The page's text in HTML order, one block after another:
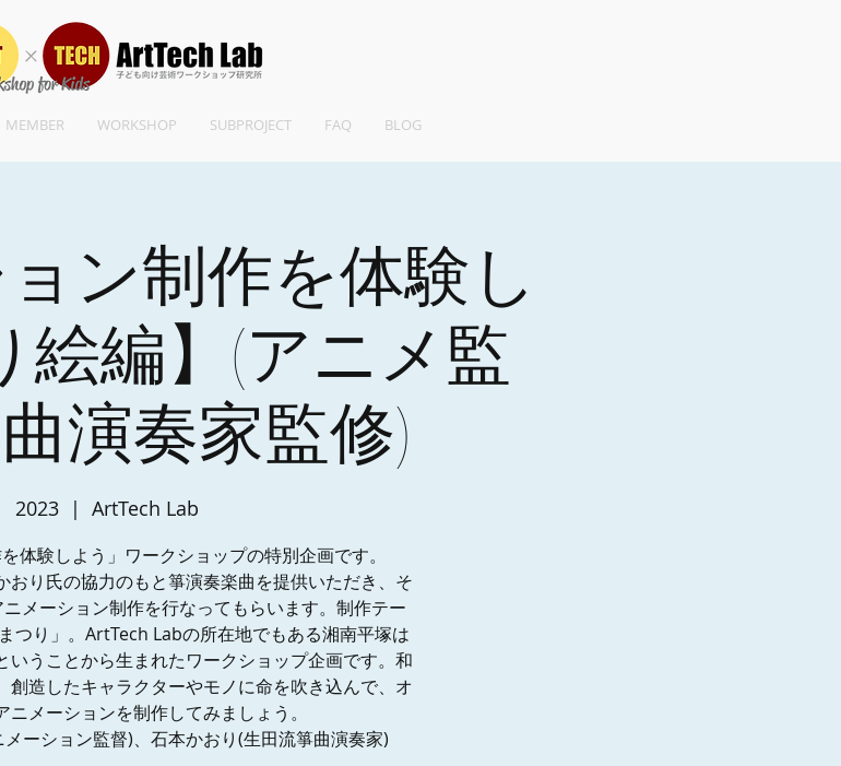
MEMBER WORKSHOP SUBPROJECT FAQ BLOG
ン制作を体験し
絵編】(アニメ監
演奏家監修)
2023
  |
ArtTech Lab
体験しよう」ワークショップの特別企画です。
おり氏の協力のもと箏演奏楽曲を提供いただき、そ
メーション制作を行なってもらいます。制作テー
つり」。ArtTech Labの所在地でもある湘南平塚は
いうことから生まれたワークショップ企画です。和
創造したキャラクターやモノに命を吹き込んで、オ
ニメーションを制作してみましょう。
ーション監督)、石本かおり(生田流箏曲演奏家)